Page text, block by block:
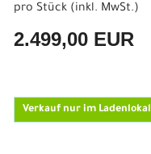
pro Stück (inkl. MwSt.)
2.499,00 EUR
Verkauf nur im Ladenlokal